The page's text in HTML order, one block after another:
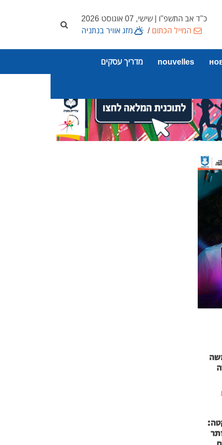
כ"ד אב התשפ"ו | שישי, 07 אוגוסט 2026
המייל הכתום/ מזג אוויר בנתניה
nouvelles מדריך עסקים
נמשה
אותר